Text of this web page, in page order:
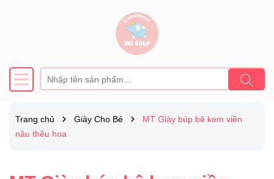
Trang chủ Giày Cho Bé
MT Giày búp bê kem viền
nâu thêu hoa